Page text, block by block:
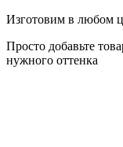
Изготовим в любом
Просто добавьте
нужного оттенка